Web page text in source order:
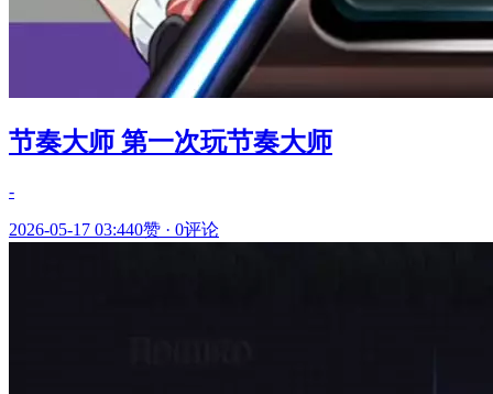
节奏大师 第一次玩节奏大师
-
2026-05-17 03:440赞 · 0评论